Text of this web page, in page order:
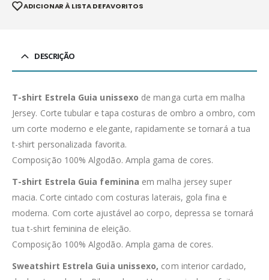
ADICIONAR À LISTA DE FAVORITOS
DESCRIÇÃO
T-shirt Estrela Guia unissexo de manga curta em malha
Jersey. Corte tubular e tapa costuras de ombro a ombro, com
um corte moderno e elegante, rapidamente se tornará a tua
t-shirt personalizada favorita.
Composição 100% Algodão. Ampla gama de cores.
T-shirt Estrela Guia feminina em malha jersey super
macia. Corte cintado com costuras laterais, gola fina e
moderna. Com corte ajustável ao corpo, depressa se tornará
tua t-shirt feminina de eleição.
Composição 100% Algodão. Ampla gama de cores.
Sweatshirt Estrela Guia unissexo, com interior cardado,